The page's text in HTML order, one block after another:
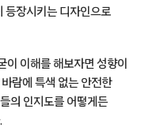
등장시키는 디자인으로
이 이해를 해보자면 성향이
람에 특색 없는 안전한
의 인지도를 어떻게든